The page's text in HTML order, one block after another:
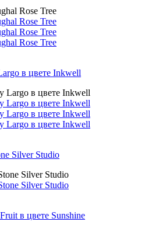
в цвете Inkwell
Silver Studio
в цвете Sunshine